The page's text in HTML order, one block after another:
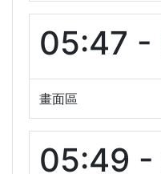
05:47 -
畫面區
05:49